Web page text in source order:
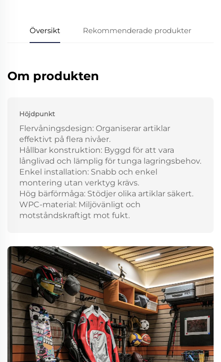
Översikt Rekommenderade produkter
Om produkten
Höjdpunkt
Flervåningsdesign: Organiserar artiklar
effektivt på flera nivåer.
Hållbar konstruktion: Byggd för att vara
långlivad och lämplig för tunga lagringsbehov.
Enkel installation: Snabb och enkel
montering utan verktyg krävs.
Hög bärförmåga: Stödjer olika artiklar säkert.
WPC-material: Miljövänligt och
motståndskraftigt mot fukt.